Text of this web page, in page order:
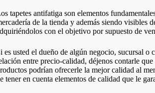
tapetes antifatiga son elementos
de la tienda y además siendo visibles
con el objetivo por supuesto de
es usted el dueño de algún negocio, sucursal o
entre precio-calidad, déjenos contarle
podrían ofrecerle la mejor calidad al
tener en cuenta elementos de calidad que le